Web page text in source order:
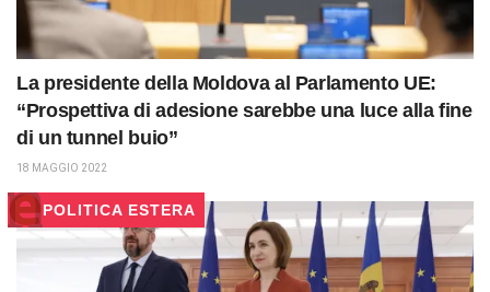
La presidente della Moldova al Parlamento UE:
“Prospettiva di adesione sarebbe una luce alla fine
di un tunnel buio”
18 MAGGIO 2022
POLITICA ESTERA